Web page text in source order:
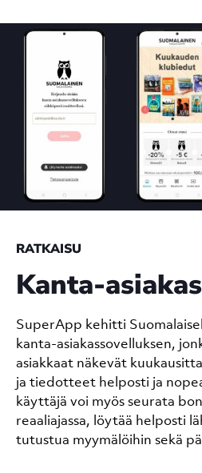
RATKAISU
Kanta-
SuperApp kehitti
kanta-asiakassovelluksen,
asiakkaat näkevät
ja tiedotteet helposti ja
käyttäjä voi myös seurata
reaaliajassa, löytää helposti
tutustua myymälöihin sekä